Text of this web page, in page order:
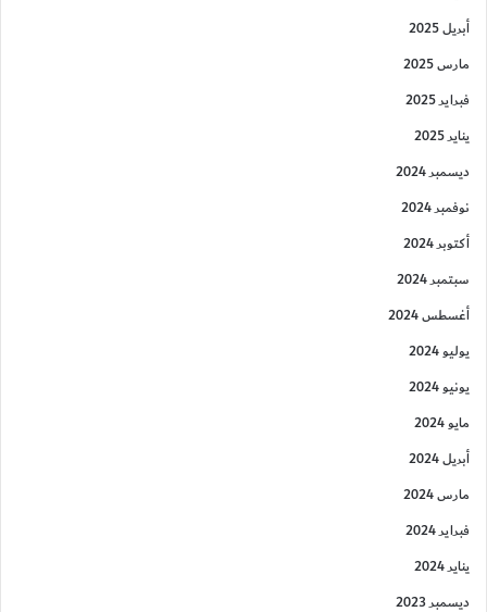
أبريل 2025
مارس 2025
فبراير 2025
يناير 2025
ديسمبر 2024
نوفمبر 2024
أكتوبر 2024
سبتمبر 2024
أغسطس 2024
يوليو 2024
يونيو 2024
مايو 2024
أبريل 2024
مارس 2024
فبراير 2024
يناير 2024
ديسمبر 2023